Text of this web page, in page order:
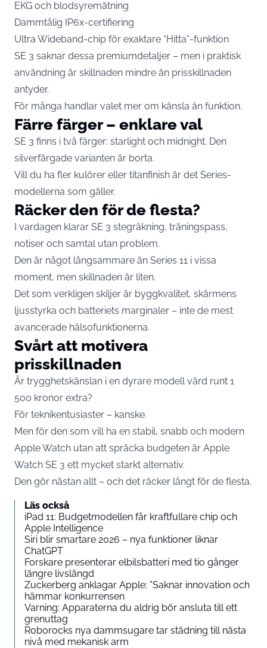
EKG och blodsyremätning
Dammtålig IP6x-certifiering
Ultra Wideband-chip för exaktare “Hitta”-funktion
SE 3 saknar dessa premiumdetaljer – men i praktisk
användning är skillnaden mindre än prisskillnaden
antyder.
För många handlar valet mer om känsla än funktion.
Färre färger – enklare val
SE 3 finns i två färger: starlight och midnight. Den
silverfärgade varianten är borta.
Vill du ha fler kulörer eller titanfinish är det Series-
modellerna som gäller.
Räcker den för de flesta?
I vardagen klarar SE 3 stegräkning, träningspass,
notiser och samtal utan problem.
Den är något långsammare än Series 11 i vissa
moment, men skillnaden är liten.
Det som verkligen skiljer är byggkvalitet, skärmens
ljusstyrka och batteriets marginaler – inte de mest
avancerade hälsofunktionerna.
Svårt att motivera
prisskillnaden
Är trygghetskänslan i en dyrare modell värd runt 1
500 kronor extra?
För teknikentusiaster – kanske.
Men för den som vill ha en stabil, snabb och modern
Apple Watch utan att spräcka budgeten är Apple
Watch SE 3 ett mycket starkt alternativ.
Den gör nästan allt – och det räcker långt för de flesta.
Läs också
iPad 11: Budgetmodellen får kraftfullare chip och
Apple Intelligence
Siri blir smartare 2026 – nya funktioner liknar
ChatGPT
Forskare presenterar elbilsbatteri med tio gånger
längre livslängd
Zuckerberg anklagar Apple: ”Saknar innovation och
hämmar konkurrensen
Varning: Apparaterna du aldrig bör ansluta till ett
grenuttag
Roborocks nya dammsugare tar städning till nästa
nivå med mekanisk arm